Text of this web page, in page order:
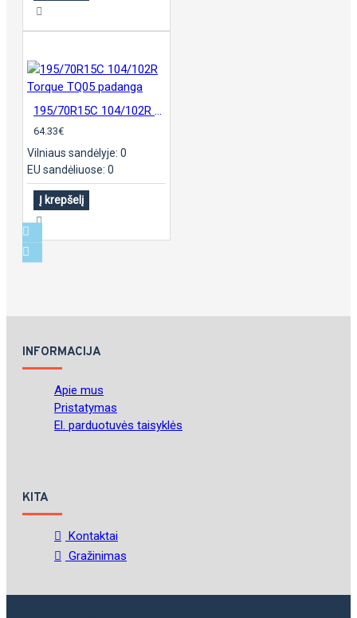
64.33€
Vilniaus sandėlyje: 0
EU sandėliuose: 0
Į krepšelį
INFORMACIJA
Apie mus
Pristatymas
El. parduotuvės taisyklės
KITA
Kontaktai
Gražinimas